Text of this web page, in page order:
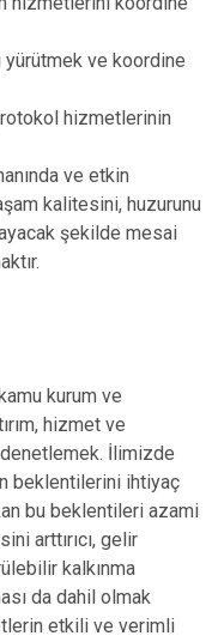
yürütmek ve koordine
hizmetlerinin
ve etkin
kalitesini, huzurunu
şekilde mesai
kurum ve
hizmet ve
İlimizde
beklentilerini ihtiyaç
bu beklentileri azami
arttırıcı, gelir
kalkınma
da dahil olmak
etkili ve verimli